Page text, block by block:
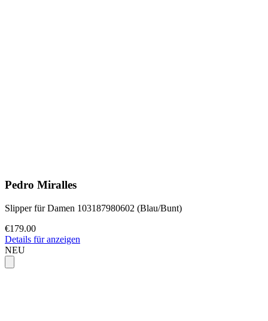
Pedro Miralles
Slipper für Damen 103187980602 (Blau/Bunt)
€179.00
Details für anzeigen
NEU